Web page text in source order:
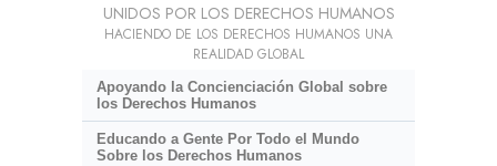
UNIDOS POR LOS DERECHOS HUMANOS
HACIENDO DE LOS DERECHOS HUMANOS UNA
REALIDAD GLOBAL
Apoyando la Concienciación Global sobre
los Derechos Humanos
Educando a Gente Por Todo el Mundo
Sobre los Derechos Humanos